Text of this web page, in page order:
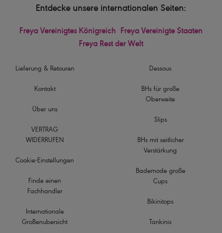
Lieferung & Retouren
Kontakt
Über uns
VERTRAG
WIDERRUFEN
Cookie-Einstellungen
Finde einen
Fachhandler
Internationale
GroBenubersicht
Entdecke unsere internationalen Seiten:
Freya Vereinigtes Königreich
Freya Vereinigte Staaten
Freya Rest der Welt
Dessous
BHs für große
Oberweite
Slips
BHs mit seitlicher
Verstärkung
Bademode große
Cups
Bikinitops
Tankinis